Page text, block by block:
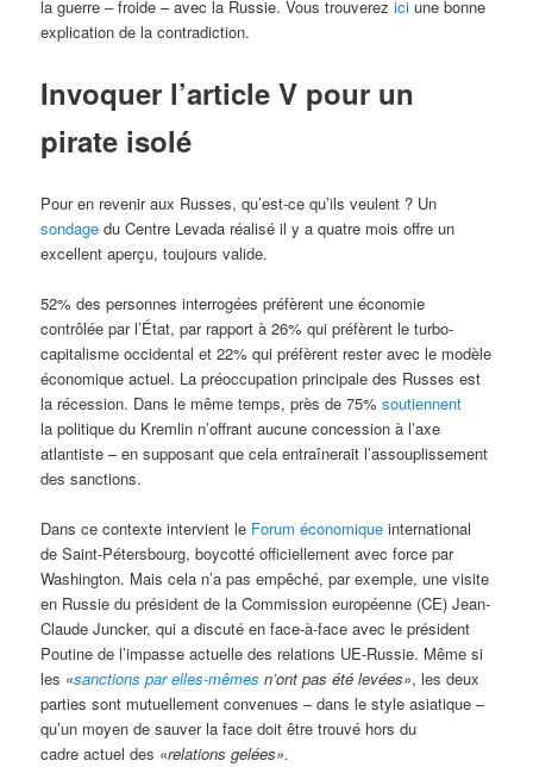
la guerre – froide – avec la Russie. Vous trouverezici une bonne
explication de la contradiction.
Invoquer l’article V pour un
pirate isolé
Pour en revenir aux Russes, qu’est-ce qu’ils veulent ? Un
sondage du Centre Levada réalisé il y a quatre mois offre un
excellent aperçu, toujours valide.
52% des personnes interrogées préfèrent une économie
contrôlée par l’État, par rapport à 26% qui préfèrent le turbo-
capitalisme occidental et 22% qui préfèrent rester avec le modèle
économique actuel. La préoccupation principale des Russes est
la récession. Dans le même temps, près de 75%soutiennent
la politique du Kremlin n’offrant aucune concession à l’axe
atlantiste – en supposant que cela entraînerait l’assouplissement
des sanctions.
Dans ce contexte intervient le Forum économique international
de Saint-Pétersbourg, boycotté officiellement avec force par
Washington. Mais cela n’a pas empêché, par exemple, une visite
en Russie du président de la Commission européenne (CE) Jean-
Claude Juncker, qui a discuté en face-à-face avec le président
Poutine de l’impasse actuelle des relations UE-Russie. Même si
les «sanctions par elles-mêmes n’ont pas été levées», les deux
parties sont mutuellement convenues – dans le style asiatique –
qu’un moyen de sauver la face doit être trouvé hors du
cadre actuel des «relations gelées».